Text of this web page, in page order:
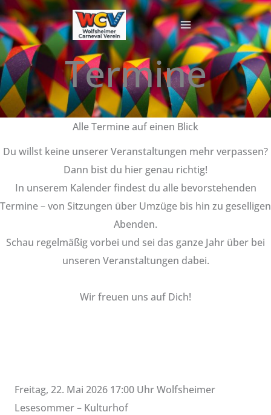
Zum
Inhalt
springen
Termine
Alle Termine auf einen Blick
Du willst keine unserer Veranstaltungen mehr verpassen?
Dann bist du hier genau richtig!
In unserem Kalender findest du alle bevorstehenden
Termine – von Sitzungen über Umzüge bis hin zu geselligen
Abenden.
Schau regelmäßig vorbei und sei das ganze Jahr über bei
unseren Veranstaltungen dabei.
Wir freuen uns auf Dich!
Freitag, 22. Mai 2026 17:00 Uhr Wolfsheimer
Lesesommer – Kulturhof